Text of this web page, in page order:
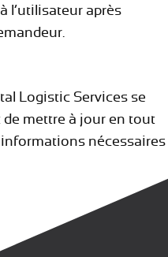
l’utilisateur après
Logistic Services se
de mettre à jour en tout
nécessaires